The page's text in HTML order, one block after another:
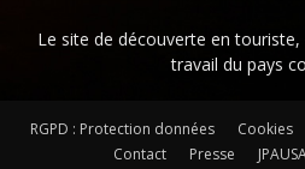
Le site de découverte en
travail du pays
RGPD : Protection données Cookies
Contact
Presse